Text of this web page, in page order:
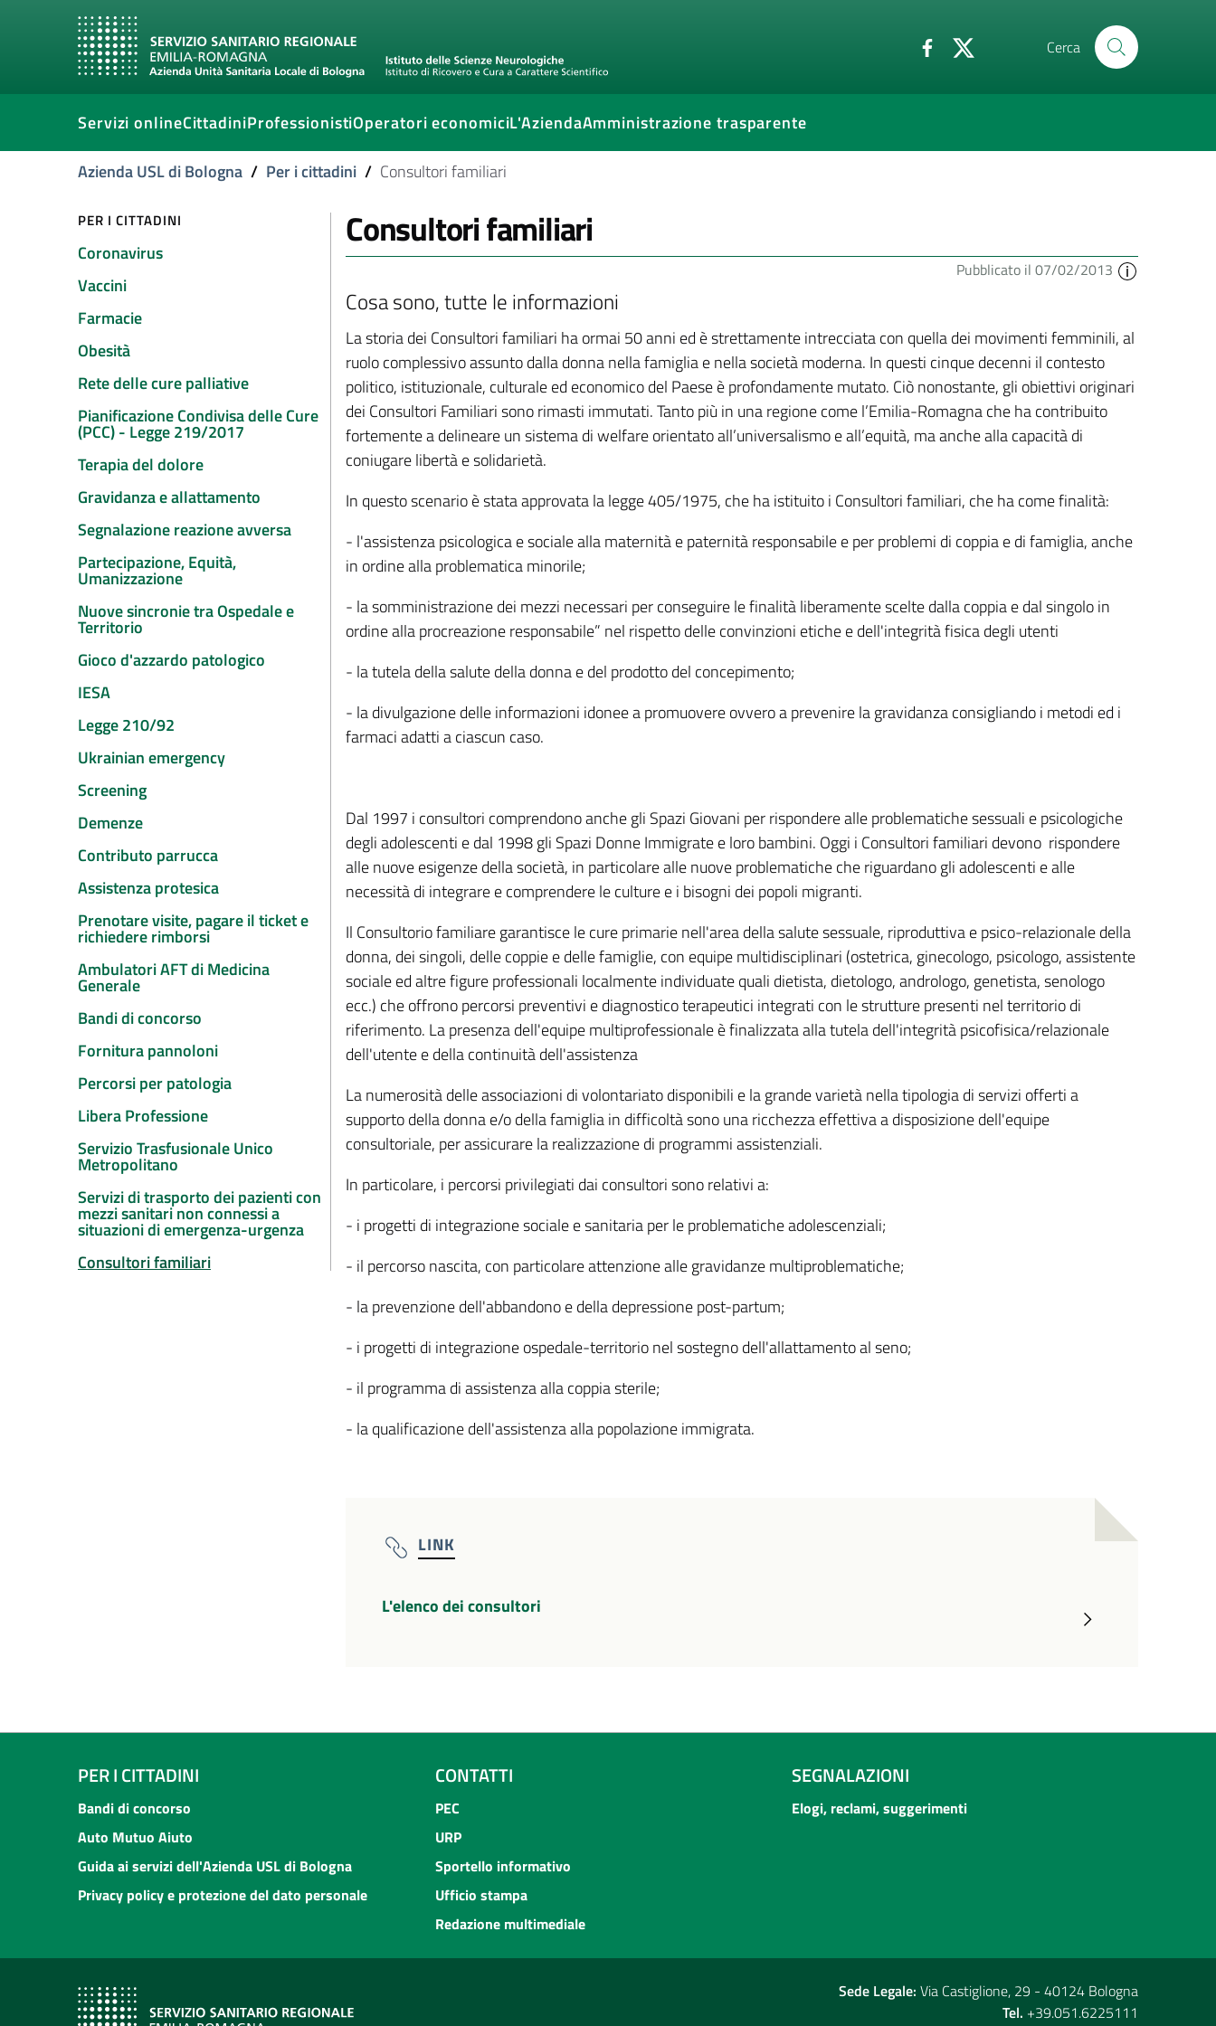
Cerca
Servizi onlineCittadiniProfessionistiOperatori economiciL'AziendaAmministrazione trasparente
Azienda USL di Bologna / Per i cittadini / Consultori familiari
PER I CITTADINI
Coronavirus
Vaccini
Farmacie
Obesità
Rete delle cure palliative
Pianificazione Condivisa delle Cure
(PCC) - Legge 219/2017
Terapia del dolore
Gravidanza e allattamento
Segnalazione reazione avversa
Partecipazione, Equità,
Umanizzazione
Nuove sincronie tra Ospedale e
Territorio
Gioco d'azzardo patologico
IESA
Legge 210/92
Ukrainian emergency
Screening
Demenze
Contributo parrucca
Assistenza protesica
Prenotare visite, pagare il ticket e
richiedere rimborsi
Ambulatori AFT di Medicina
Generale
Bandi di concorso
Fornitura pannoloni
Percorsi per patologia
Libera Professione
Servizio Trasfusionale Unico
Metropolitano
Servizi di trasporto dei pazienti con
mezzi sanitari non connessi a
situazioni di emergenza-urgenza
Consultori familiari
Consultori familiari
Pubblicato il 07/02/2013
Cosa sono, tutte le informazioni
La storia dei Consultori familiari ha ormai 50 anni ed è strettamente intrecciata con quella dei movimenti femminili, al
ruolo complessivo assunto dalla donna nella famiglia e nella società moderna. In questi cinque decenni il contesto
politico, istituzionale, culturale ed economico del Paese è profondamente mutato. Ciò nonostante, gli obiettivi originari
dei Consultori Familiari sono rimasti immutati. Tanto più in una regione come l’Emilia-Romagna che ha contribuito
fortemente a delineare un sistema di welfare orientato all’universalismo e all’equità, ma anche alla capacità di
coniugare libertà e solidarietà.
In questo scenario è stata approvata la legge 405/1975, che ha istituito i Consultori familiari, che ha come finalità:
- l'assistenza psicologica e sociale alla maternità e paternità responsabile e per problemi di coppia e di famiglia, anche
in ordine alla problematica minorile;
- la somministrazione dei mezzi necessari per conseguire le finalità liberamente scelte dalla coppia e dal singolo in
ordine alla procreazione responsabile” nel rispetto delle convinzioni etiche e dell'integrità fisica degli utenti
- la tutela della salute della donna e del prodotto del concepimento;
- la divulgazione delle informazioni idonee a promuovere ovvero a prevenire la gravidanza consigliando i metodi ed i
farmaci adatti a ciascun caso.
Dal 1997 i consultori comprendono anche gli Spazi Giovani per rispondere alle problematiche sessuali e psicologiche
degli adolescenti e dal 1998 gli Spazi Donne Immigrate e loro bambini. Oggi i Consultori familiari devono rispondere
alle nuove esigenze della società, in particolare alle nuove problematiche che riguardano gli adolescenti e alle
necessità di integrare e comprendere le culture e i bisogni dei popoli migranti.
Il Consultorio familiare garantisce le cure primarie nell'area della salute sessuale, riproduttiva e psico-relazionale della
donna, dei singoli, delle coppie e delle famiglie, con equipe multidisciplinari (ostetrica, ginecologo, psicologo, assistente
sociale ed altre figure professionali localmente individuate quali dietista, dietologo, andrologo, genetista, senologo
ecc.) che offrono percorsi preventivi e diagnostico terapeutici integrati con le strutture presenti nel territorio di
riferimento. La presenza dell'equipe multiprofessionale è finalizzata alla tutela dell'integrità psicofisica/relazionale
dell'utente e della continuità dell'assistenza
La numerosità delle associazioni di volontariato disponibili e la grande varietà nella tipologia di servizi offerti a
supporto della donna e/o della famiglia in difficoltà sono una ricchezza effettiva a disposizione dell'equipe
consultoriale, per assicurare la realizzazione di programmi assistenziali.
In particolare, i percorsi privilegiati dai consultori sono relativi a:
- i progetti di integrazione sociale e sanitaria per le problematiche adolescenziali;
- il percorso nascita, con particolare attenzione alle gravidanze multiproblematiche;
- la prevenzione dell'abbandono e della depressione post-partum;
- i progetti di integrazione ospedale-territorio nel sostegno dell'allattamento al seno;
- il programma di assistenza alla coppia sterile;
- la qualificazione dell'assistenza alla popolazione immigrata.
LINK
L'elenco dei consultori
PER I CITTADINI
Bandi di concorso
Auto Mutuo Aiuto
Guida ai servizi dell'Azienda USL di Bologna
Privacy policy e protezione del dato personale
CONTATTI
PEC
URP
Sportello informativo
Ufficio stampa
Redazione multimediale
SEGNALAZIONI
Elogi, reclami, suggerimenti
Sede Legale: Via Castiglione, 29 - 40124 Bologna
Tel. +39.051.6225111